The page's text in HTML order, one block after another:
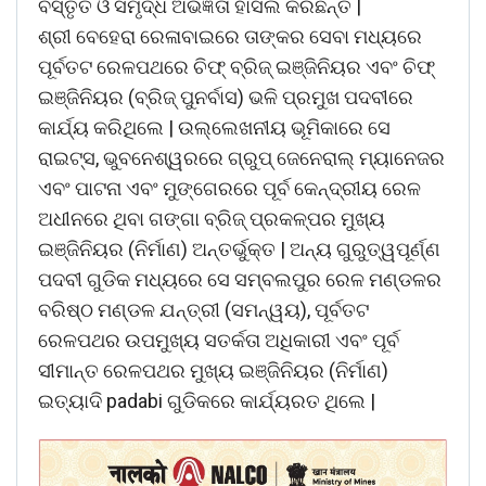
ବିସ୍ତୃତ ଓ ସମୃଦ୍ଧ ଅଭିଜ୍ଞତା ହାସଲ କରିଛନ୍ତି |
ଶ୍ରୀ ବେହେରା ରେଳାବାଇରେ ତାଙ୍କର ସେବା ମଧ୍ୟରେ
ପୂର୍ବତଟ ରେଳପଥରେ ଚିଫ୍ ବ୍ରିଜ୍ ଇଞ୍ଜିନିୟର ଏବଂ ଚିଫ୍
ଇଞ୍ଜିନିୟର (ବ୍ରିଜ୍ ପୁନର୍ବାସ) ଭଳି ପ୍ରମୁଖ ପଦବୀରେ
କାର୍ଯ୍ୟ କରିଥିଲେ | ଉଲ୍ଲେଖନୀୟ ଭୂମିକାରେ ସେ
ରାଇଟ୍ସ, ଭୁବନେଶ୍ୱରରେ ଗ୍ରୁପ୍ ଜେନେରାଲ୍ ମ୍ୟାନେଜର
ଏବଂ ପାଟନା ଏବଂ ମୁଙ୍ଗେରରେ ପୂର୍ବ କେନ୍ଦ୍ରୀୟ ରେଳ
ଅଧୀନରେ ଥିବା ଗଙ୍ଗା ବ୍ରିଜ୍ ପ୍ରକଳ୍ପର ମୁଖ୍ୟ
ଇଞ୍ଜିନିୟର (ନିର୍ମାଣ) ଅନ୍ତର୍ଭୁକ୍ତ | ଅନ୍ୟ ଗୁରୁତ୍ୱପୂର୍ଣ୍ଣ
ପଦବୀ ଗୁଡିକ ମଧ୍ୟରେ ସେ ସମ୍ବଲପୁର ରେଳ ମଣ୍ଡଳର
ବରିଷ୍ଠ ମଣ୍ଡଳ ଯନ୍ତ୍ରୀ (ସମନ୍ୱୟ), ପୂର୍ବତଟ
ରେଳପଥର ଉପମୁଖ୍ୟ ସତର୍କତା ଅଧିକାରୀ ଏବଂ ପୂର୍ବ
ସୀମାନ୍ତ ରେଳପଥର ମୁଖ୍ୟ ଇଞ୍ଜିନିୟର (ନିର୍ମାଣ)
ଇତ୍ୟାଦି padabi ଗୁଡିକରେ କାର୍ଯ୍ୟରତ ଥିଲେ |